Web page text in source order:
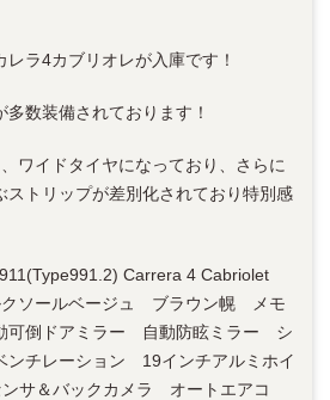
ラ4カブリオレが入庫です！
数装備されております！
ワイドタイヤになっており、さらに
ストリップが差別化されており特別感
Carrera 4 Cabriolet
ソールベージュ ブラウン幌 メモ
可倒ドアミラー 自動防眩ミラー シ
チレーション 19インチアルミホイ
サ＆バックカメラ オートエアコ